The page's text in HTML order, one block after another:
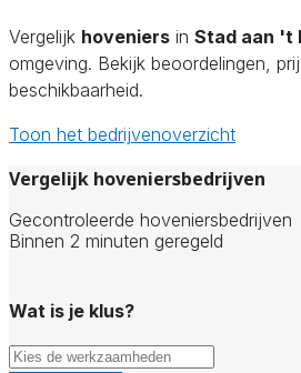
Vergelijk hoveniers in Stad aan 't
omgeving. Bekijk beoordelingen,
beschikbaarheid.
Toon het bedrijvenoverzicht
Vergelijk hoveniersbedrijven
Gecontroleerde hoveniersbedrijven
Binnen 2 minuten geregeld
Wat is je klus?